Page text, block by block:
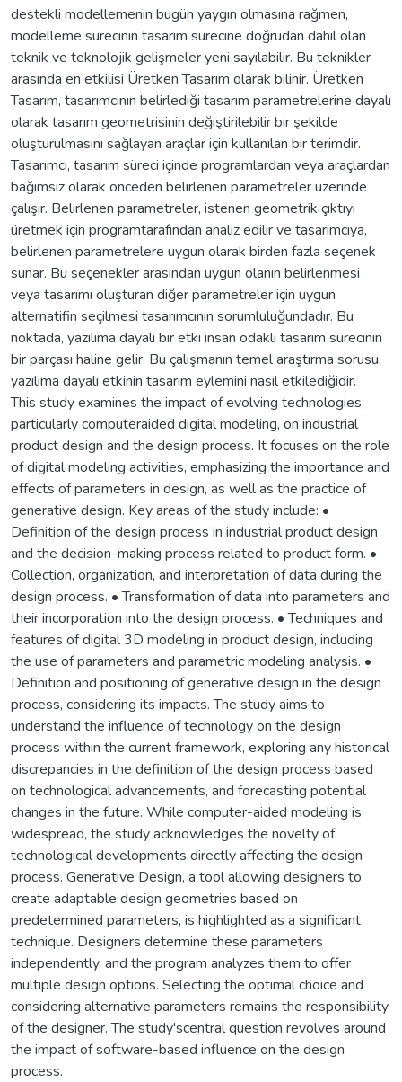
destekli modellemenin bugün yaygın olmasına rağmen,
modelleme sürecinin tasarım sürecine doğrudan dahil olan
teknik ve teknolojik gelişmeler yeni sayılabilir. Bu teknikler
arasında en etkilisi Üretken Tasarım olarak bilinir. Üretken
Tasarım, tasarımcının belirlediği tasarım parametrelerine dayalı
olarak tasarım geometrisinin değiştirilebilir bir şekilde
oluşturulmasını sağlayan araçlar için kullanılan bir terimdir.
Tasarımcı, tasarım süreci içinde programlardan veya araçlardan
bağımsız olarak önceden belirlenen parametreler üzerinde
çalışır. Belirlenen parametreler, istenen geometrik çıktıyı
üretmek için programtarafından analiz edilir ve tasarımcıya,
belirlenen parametrelere uygun olarak birden fazla seçenek
sunar. Bu seçenekler arasından uygun olanın belirlenmesi
veya tasarımı oluşturan diğer parametreler için uygun
alternatifin seçilmesi tasarımcının sorumluluğundadır. Bu
noktada, yazılıma dayalı bir etki insan odaklı tasarım sürecinin
bir parçası haline gelir. Bu çalışmanın temel araştırma sorusu,
yazılıma dayalı etkinin tasarım eylemini nasıl etkilediğidir.
This study examines the impact of evolving technologies,
particularly computeraided digital modeling, on industrial
product design and the design process. It focuses on the role
of digital modeling activities, emphasizing the importance and
effects of parameters in design, as well as the practice of
generative design. Key areas of the study include: •
Definition of the design process in industrial product design
and the decision-making process related to product form. •
Collection, organization, and interpretation of data during the
design process. • Transformation of data into parameters and
their incorporation into the design process. • Techniques and
features of digital 3D modeling in product design, including
the use of parameters and parametric modeling analysis. •
Definition and positioning of generative design in the design
process, considering its impacts. The study aims to
understand the influence of technology on the design
process within the current framework, exploring any historical
discrepancies in the definition of the design process based
on technological advancements, and forecasting potential
changes in the future. While computer-aided modeling is
widespread, the study acknowledges the novelty of
technological developments directly affecting the design
process. Generative Design, a tool allowing designers to
create adaptable design geometries based on
predetermined parameters, is highlighted as a significant
technique. Designers determine these parameters
independently, and the program analyzes them to offer
multiple design options. Selecting the optimal choice and
considering alternative parameters remains the responsibility
of the designer. The study'scentral question revolves around
the impact of software-based influence on the design
process.